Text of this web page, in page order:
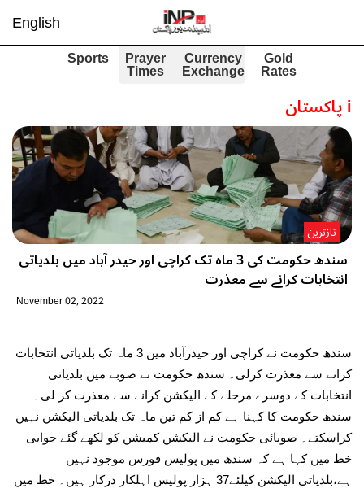
English
Gold
Rates
Currency
Exchange
Prayer
Times
Sports
iپاکستان
سندھ حکومت کی 3 ماہ تک کراچی اور حیدر آباد میں بلدیاتی
انتخابات کرانے سے معذرت
تازترین
November 02, 2022
سندھ حکومت نے کراچی اور حیدرآباد میں 3 ماہ تک بلدیاتی انتخابات
کرانے سے معذرت کرلی۔ سندھ حکومت نے صوبے میں بلدیاتی
انتخابات کے دوسرے مرحلے کے الیکشن کرانے سے معذرت کر لی۔
سندھ حکومت کا کہنا ہے کم از کم تین ماہ تک بلدیاتی الیکشن نہیں
کراسکتے۔ صوبائی حکومت نے الیکشن کمیشن کو لکھے گئے جوابی
خط میں کہا ہے کہ سندھ میں پولیس فورس موجود نہیں
ہے،بلدیاتی الیکشن کیلئے37 ہزار پولیس اہلکار درکار ہیں۔ خط میں